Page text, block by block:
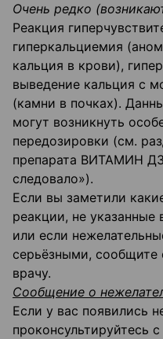
Очень редко
Реакция
гиперкальциемия
кальция в крови),
выведение кальция с
(камни в почках).
могут возникнуть
передозировки (см.
препарата ВИТАМИН
следовало»).
Если вы заметили
реакции, не
или если
серьёзными,
врачу.
Сообщение о
Если у вас появились
проконсультируйтесь